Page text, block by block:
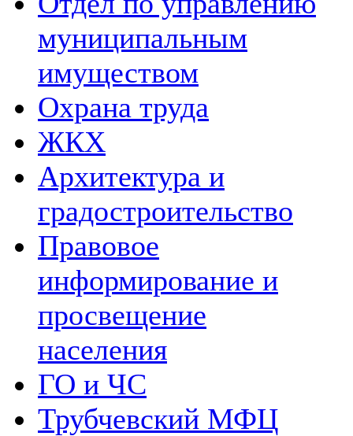
муниципальным
имуществом
Охрана труда
ЖКХ
Архитектура и
градостроительство
Правовое
информирование и
просвещение
населения
ГО и ЧС
Трубчевский МФЦ